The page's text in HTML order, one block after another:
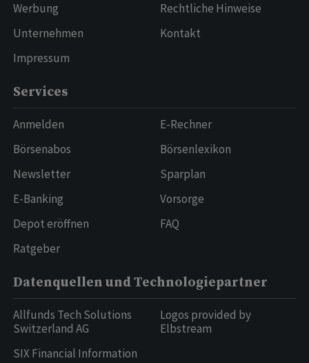
Werbung
Unternehmen
Impressum
Rechtliche Hinweise
Kontakt
Services
Anmelden
Börsenabos
Newsletter
E-Banking
Depot eröffnen
Ratgeber
E-Rechner
Börsenlexikon
Sparplan
Vorsorge
FAQ
Datenquellen und Technologiepartner
Allfunds Tech Solutions
Switzerland AG
SIX Financial Information
Logos provided by
Elbstream